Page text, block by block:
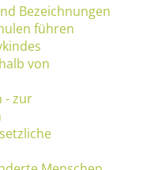
Bezeichnungen
führen
von
- zur